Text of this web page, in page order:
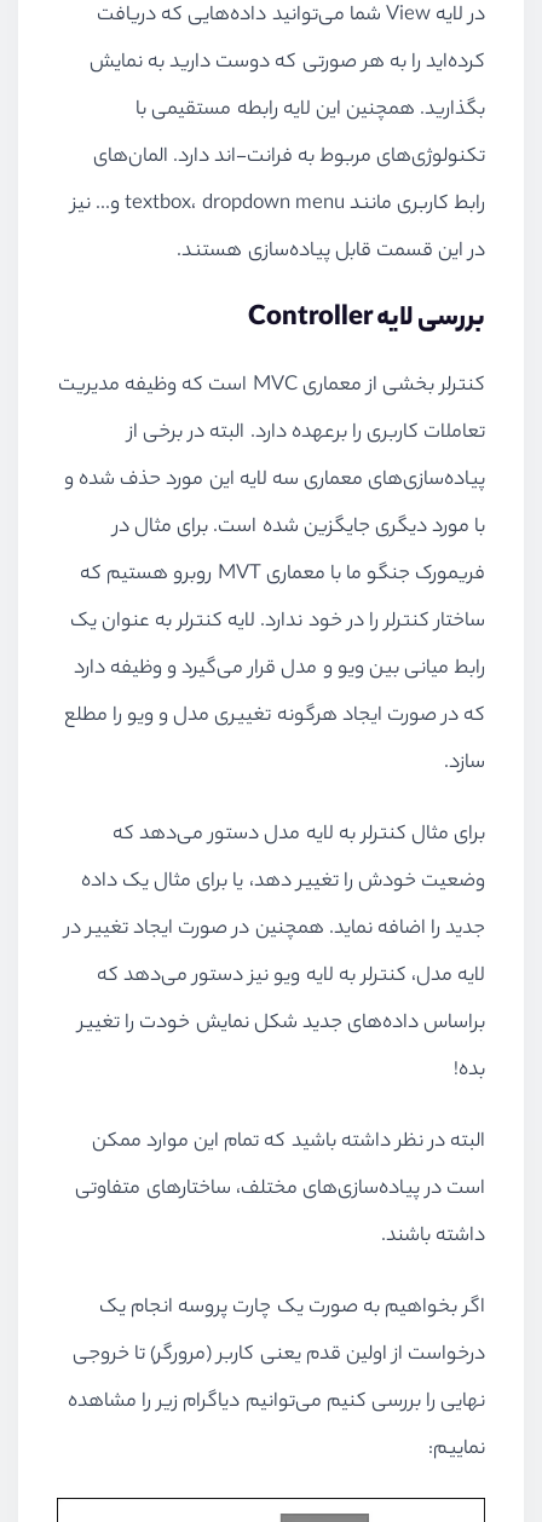
در لایه View شما می‌توانید داده‌هایی که دریافت
کرده‌اید را به هر صورتی که دوست دارید به نمایش
بگذارید. همچنین این لایه رابطه مستقیمی با
تکنولوژی‌های مربوط به فرانت-اند دارد. المان‌های
رابط کاربری مانند textbox، dropdown menu و... نیز
در این قسمت قابل پیاده‌سازی هستند.
بررسی لایه Controller
کنترلر بخشی از معماری MVC است که وظیفه مدیریت
تعاملات کاربری را برعهده دارد. البته در برخی از
پیاده‌سازی‌های معماری سه لایه این مورد حذف شده و
با مورد دیگری جایگزین شده است. برای مثال در
فریمورک جنگو ما با معماری MVT روبرو هستیم که
ساختار کنترلر را در خود ندارد. لایه کنترلر به عنوان یک
رابط میانی بین ویو و مدل قرار می‌گیرد و وظیفه دارد
که در صورت ایجاد هرگونه تغییری مدل و ویو را مطلع
سازد.
برای مثال کنترلر به لایه مدل دستور می‌دهد که
وضعیت خودش را تغییر دهد، یا برای مثال یک داده
جدید را اضافه نماید. همچنین در صورت ایجاد تغییر در
لایه مدل، کنترلر به لایه ویو نیز دستور می‌دهد که
براساس داده‌های جدید شکل نمایش خودت را تغییر
بده!
البته در نظر داشته باشید که تمام این موارد ممکن
است در پیاده‌سازی‌های مختلف، ساختارهای متفاوتی
داشته باشند.
اگر بخواهیم به صورت یک چارت پروسه انجام یک
درخواست از اولین قدم یعنی کاربر (مرورگر) تا خروجی
نهایی را بررسی کنیم می‌توانیم دیاگرام زیر را مشاهده
نماییم: